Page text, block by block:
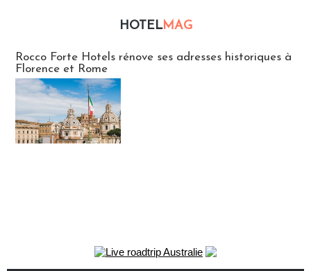
HOTELMAG
Rocco Forte Hotels rénove ses adresses historiques à
Florence et Rome